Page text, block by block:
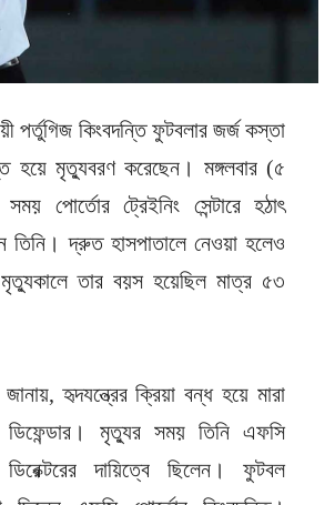
পর্তুগিজ কিংবদন্তি ফুটবলার জর্জ কস্তা
হয়ে মৃত্যুবরণ করেছেন। মঙ্গলবার (৫
পোর্তোর ট্রেইনিং সেন্টারে হঠাৎ
দ্রুত হাসপাতালে নেওয়া হলেও
মৃত্যুকালে তার বয়স হয়েছিল মাত্র ৫৩
হৃদযন্ত্রের ক্রিয়া বন্ধ হয়ে মারা
মৃত্যুর সময় তিনি এফসি
দায়িত্বে ছিলেন। ফুটবল